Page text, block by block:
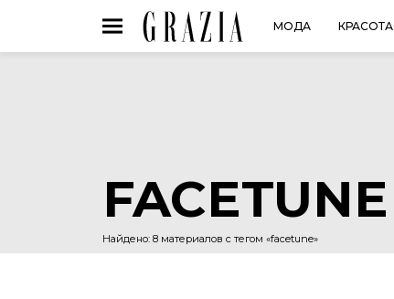
МОДА КРАСОТА
FACETUNE
Найдено: 8 материалов с тегом «facetune»